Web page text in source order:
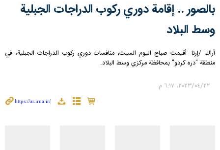
بالصور .. إقامة دوري ركوب الدراجات الجبلیة
وسط البلاد
أراك /إرنا- أقيمت صباح اليوم السبت، منافسات دوري ركوب الدراجات الجبلية، في
منطقة "دره کردو" بمحافظة مرکزي وسط البلاد.
٢٢‏/٠٤‏/٢٠٢٣، ٦:١٧ م